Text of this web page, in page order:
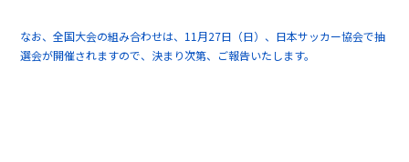
なお、全国大会の組み合わせは、11月27日（日）、日本サッカー協会で抽
選会が開催されますので、決まり次第、ご報告いたします。